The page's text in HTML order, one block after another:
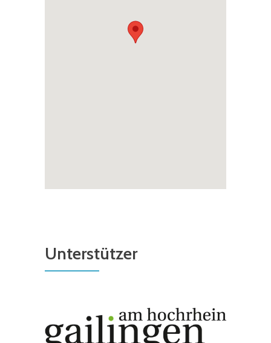
Unterstützer